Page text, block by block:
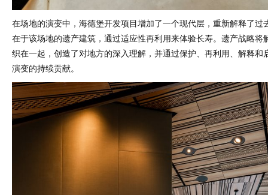
在场地的演变中，海德堡开发项目增加了一个现代层，重新解释了过
在于该场地的遗产建筑，通过适应性再利用来体验长寿。遗产战略将
织在一起，创造了对地方的深入理解，并通过保护、再利用、解释和
演变的持续贡献。